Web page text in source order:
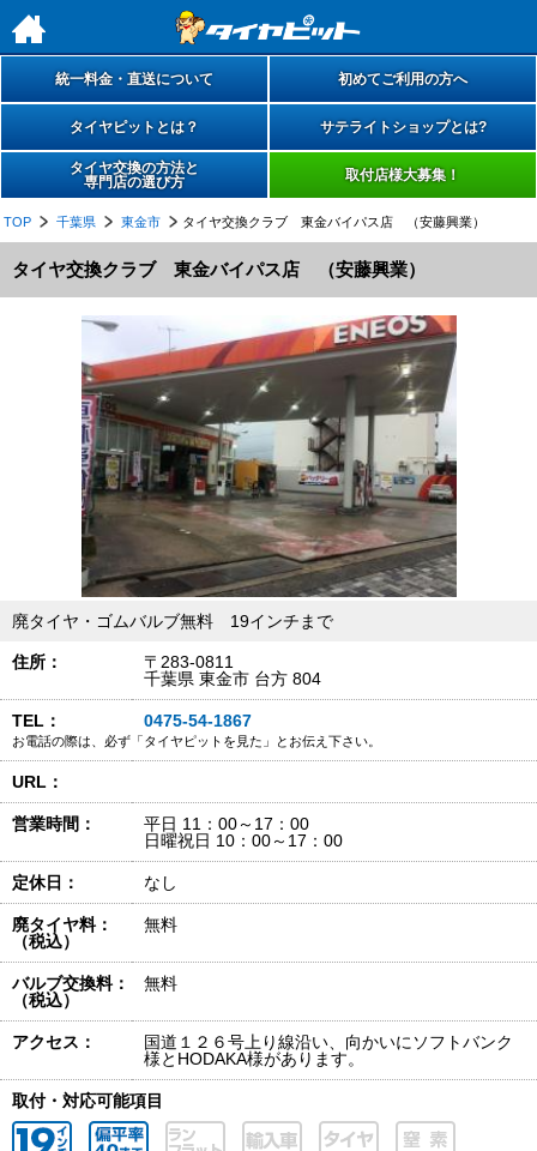
h
統一料金・直送について 初めてご利用の方へ
タイヤピットとは？ サテライトショップとは?
タイヤ交換の方法と
専門店の選び方
取付店様大募集！
TOP 千葉県 東金市 タイヤ交換クラブ 東金バイパス店 （安藤興業）
タイヤ交換クラブ 東金バイパス店 （安藤興業）
廃タイヤ・ゴムバルブ無料 19インチまで
住所：
〒283-0811
千葉県 東金市 台方 804
TEL： 0475-54-1867
お電話の際は、必ず「タイヤピットを見た」とお伝え下さい。
URL：
営業時間：
平日 11：00～17：00
日曜祝日 10：00～17：00
定休日： なし
廃タイヤ料：
（税込）
無料
バルブ交換料：
（税込）
無料
アクセス：
国道１２６号上り線沿い、向かいにソフトバンク
様とHODAKA様があります。
取付・対応可能項目